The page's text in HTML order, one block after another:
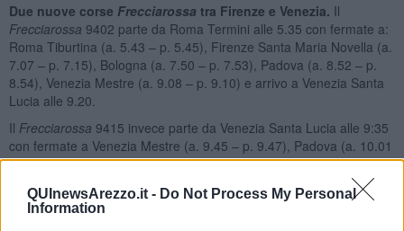
QUInewsArezzo.it - Do Not Process My Personal
Information
Due nuove corse Frecciarossatra Firenze e Venezia. Il
Frecciarossa 9402 parte da Roma Termini alle 5.35 con fermate a:
Roma Tiburtina (a. 5.43 – p. 5.45), Firenze Santa Maria Novella (a.
7.07 – p. 7.15), Bologna (a. 7.50 – p. 7.53), Padova (a. 8.52 – p.
8.54), Venezia Mestre (a. 9.08 – p. 9.10) e arrivo a Venezia Santa
Lucia alle 9.20.
Il Frecciarossa 9415 invece parte da Venezia Santa Lucia alle 9:35
con fermate a Venezia Mestre (a. 9.45 – p. 9.47), Padova (a. 10.01
– p. 10.03), Bologna (a. 11.02 – p. 11.05), Firenze Santa Maria
Novella (a. 11.40 – p. 11.48), Roma Tiburtina (a. 13.08 – p. 13.10)
e arrivo a Roma Termini alle 13:20.